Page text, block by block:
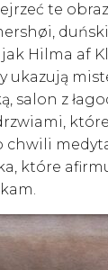
te
Hilma af
ukazują
salon z
chwili
które